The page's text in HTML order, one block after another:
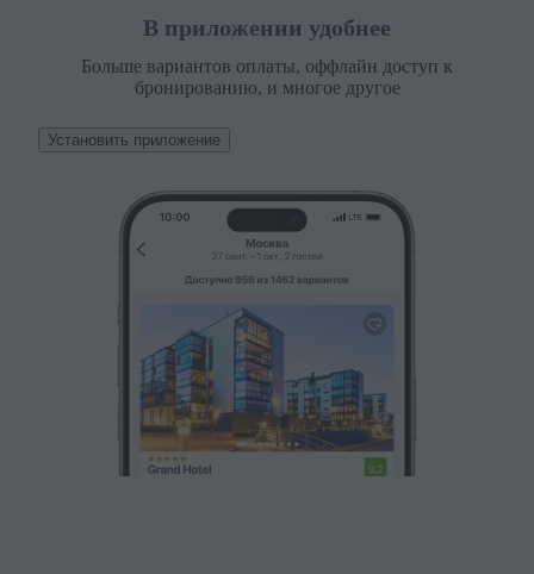
В приложении удобнее
Больше вариантов оплаты, оффлайн доступ к
бронированию, и многое другое
Установить приложение